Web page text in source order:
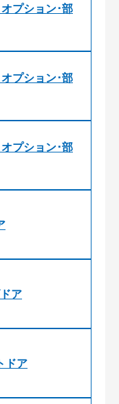
プション･部
プション･部
プション･部
ア
ドア